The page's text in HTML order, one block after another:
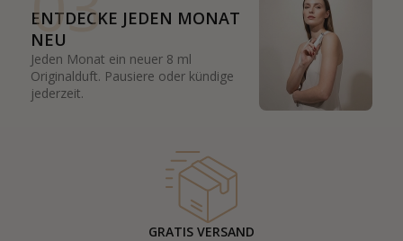
ENTDECKE JEDEN MONAT
NEU
Jeden Monat ein neuer 8 ml
Originalduft. Pausiere oder kündige
jederzeit.
GRATIS VERSAND